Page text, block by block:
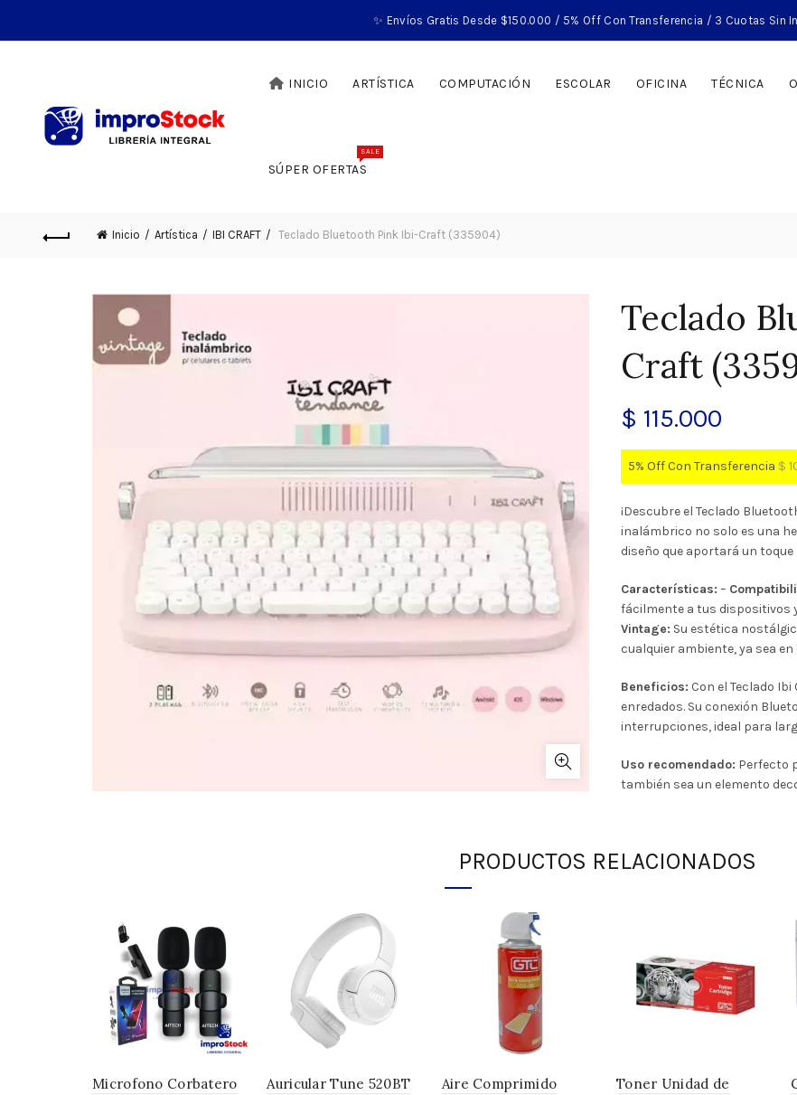
✨ Envíos Gratis Desde $150.000 / 5% Off Con Transferencia / 3 Cuotas Sin
INICIO ARTÍSTICA COMPUTACIÓN ESCOLAR OFICINA TÉCNICA
SÚPER OFERTAS
SALE
Inicio Artística IBI CRAFT Teclado Bluetooth Pink Ibi-Craft (335904)
Teclado
Craft
$ 115.000
5% Off Con Transferencia $
¡Descubre el Teclado
inalámbrico no solo es una
diseño que aportará un
Características: –
fácilmente a tus dispositivos
Vintage: Su estética
cualquier ambiente, ya sea
Beneficios: Con el Teclado
enredados. Su conexión
interrupciones, ideal para
Uso recomendado: Perfecto
también sea un elemento
Bluetooth Ibi Craft Tendance
al
SOLO QUEDAN 1 DISPONIBLES
PRODUCTOS RELACIONADOS
Microfono Corbatero
Auricular Tune 520BT
Aire Comprimido
Toner Unidad de